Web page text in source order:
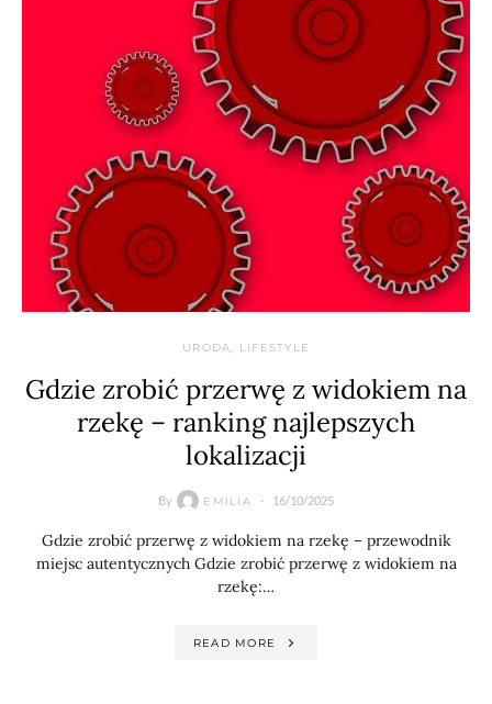
URODA, LIFESTYLE
Gdzie zrobić przerwę z widokiem na
rzekę – ranking najlepszych
lokalizacji
By EMILIA 16/10/2025
Gdzie zrobić przerwę z widokiem na rzekę – przewodnik
miejsc autentycznych Gdzie zrobić przerwę z widokiem na
rzekę:…
READ MORE